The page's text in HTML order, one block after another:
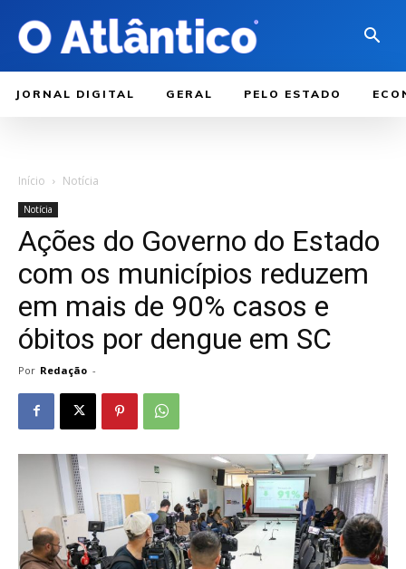
JORNAL DIGITAL GERAL PELO ESTADO
Início Notícia
Notícia
Ações do Governo do Estado
com os municípios reduzem
em mais de 90% casos e
óbitos por dengue em SC
Por Redação -